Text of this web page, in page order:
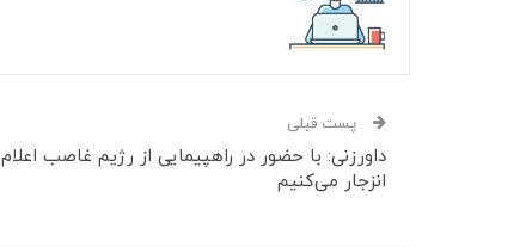
پست قبلی
داورزنی: با حضور در راهپیمایی از رژیم غاصب اعلام
انزجار می‌کنیم